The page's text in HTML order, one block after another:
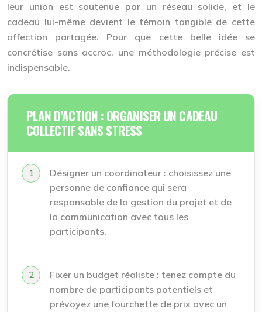
leur union est soutenue par un réseau solide, et le
cadeau lui-même devient le témoin tangible de cette
affection partagée. Pour que cette belle idée se
concrétise sans accroc, une méthodologie précise est
indispensable.
PLAN D’ACTION : ORGANISER UN CADEAU
COLLECTIF SANS STRESS
Désigner un coordinateur : choisissez une
personne de confiance qui sera
responsable de la gestion du projet et de
la communication avec tous les
participants.
Fixer un budget réaliste : tenez compte du
nombre de participants potentiels et
prévoyez une fourchette de prix avec un